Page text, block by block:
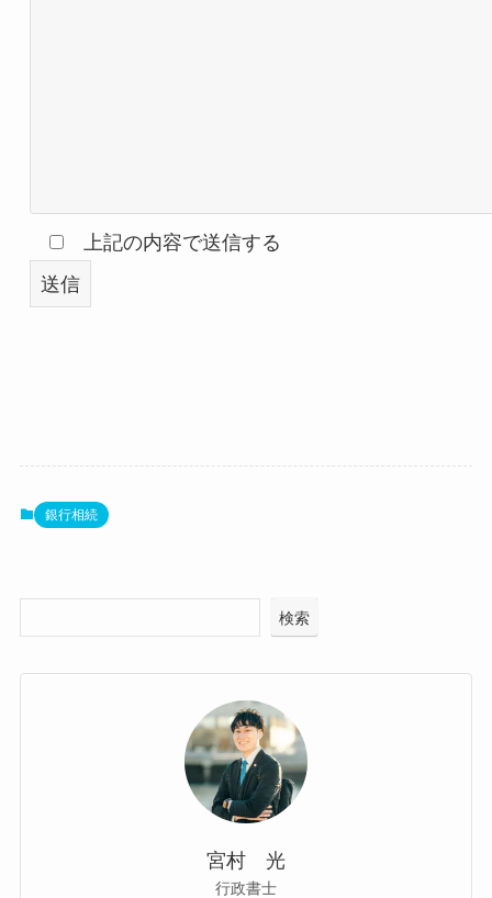
上記の内容で送信する
銀行相続
検索
宮村 光
行政書士